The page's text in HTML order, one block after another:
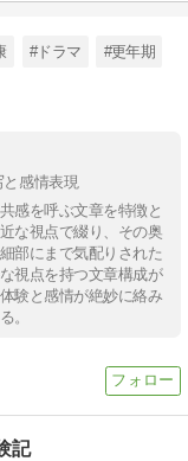
#ドラマ #更年期
感情表現
感を呼ぶ文章を特徴と
な視点で綴り、その奥
部にまで気配りされた
視点を持つ文章構成が
験と感情が絶妙に絡み
。
記